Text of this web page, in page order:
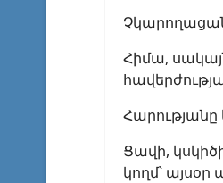
Հիմա,
Հարությանը
Ցավի,
կողմ՝